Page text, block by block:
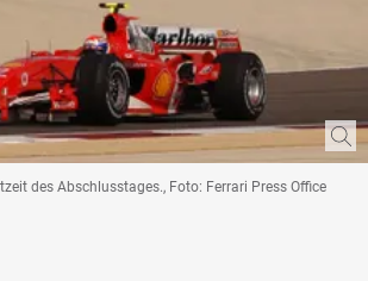
des Abschlusstages., Foto: Ferrari Press Office